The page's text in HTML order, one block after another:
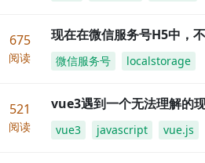
675
阅读
现在在微信服务号H5中，
微信服务号 localstorage
521
阅读
vue3遇到一个无法理解的
vue3 javascript vue.js